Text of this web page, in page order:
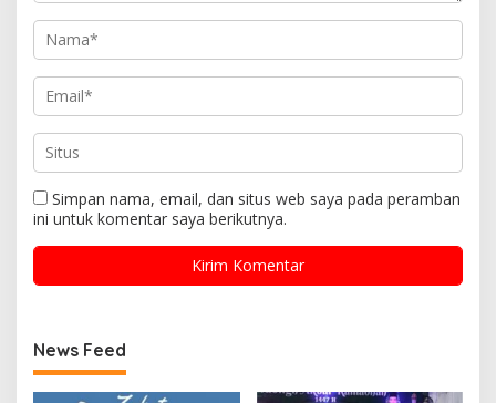
Simpan nama, email, dan situs web saya pada peramban
ini untuk komentar saya berikutnya.
News Feed